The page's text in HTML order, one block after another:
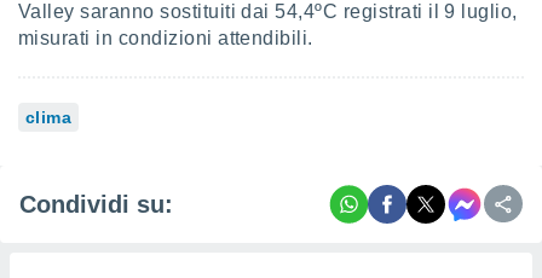
Valley saranno sostituiti dai 54,4ºC registrati il 9 luglio,
misurati in condizioni attendibili.
clima
Condividi su: